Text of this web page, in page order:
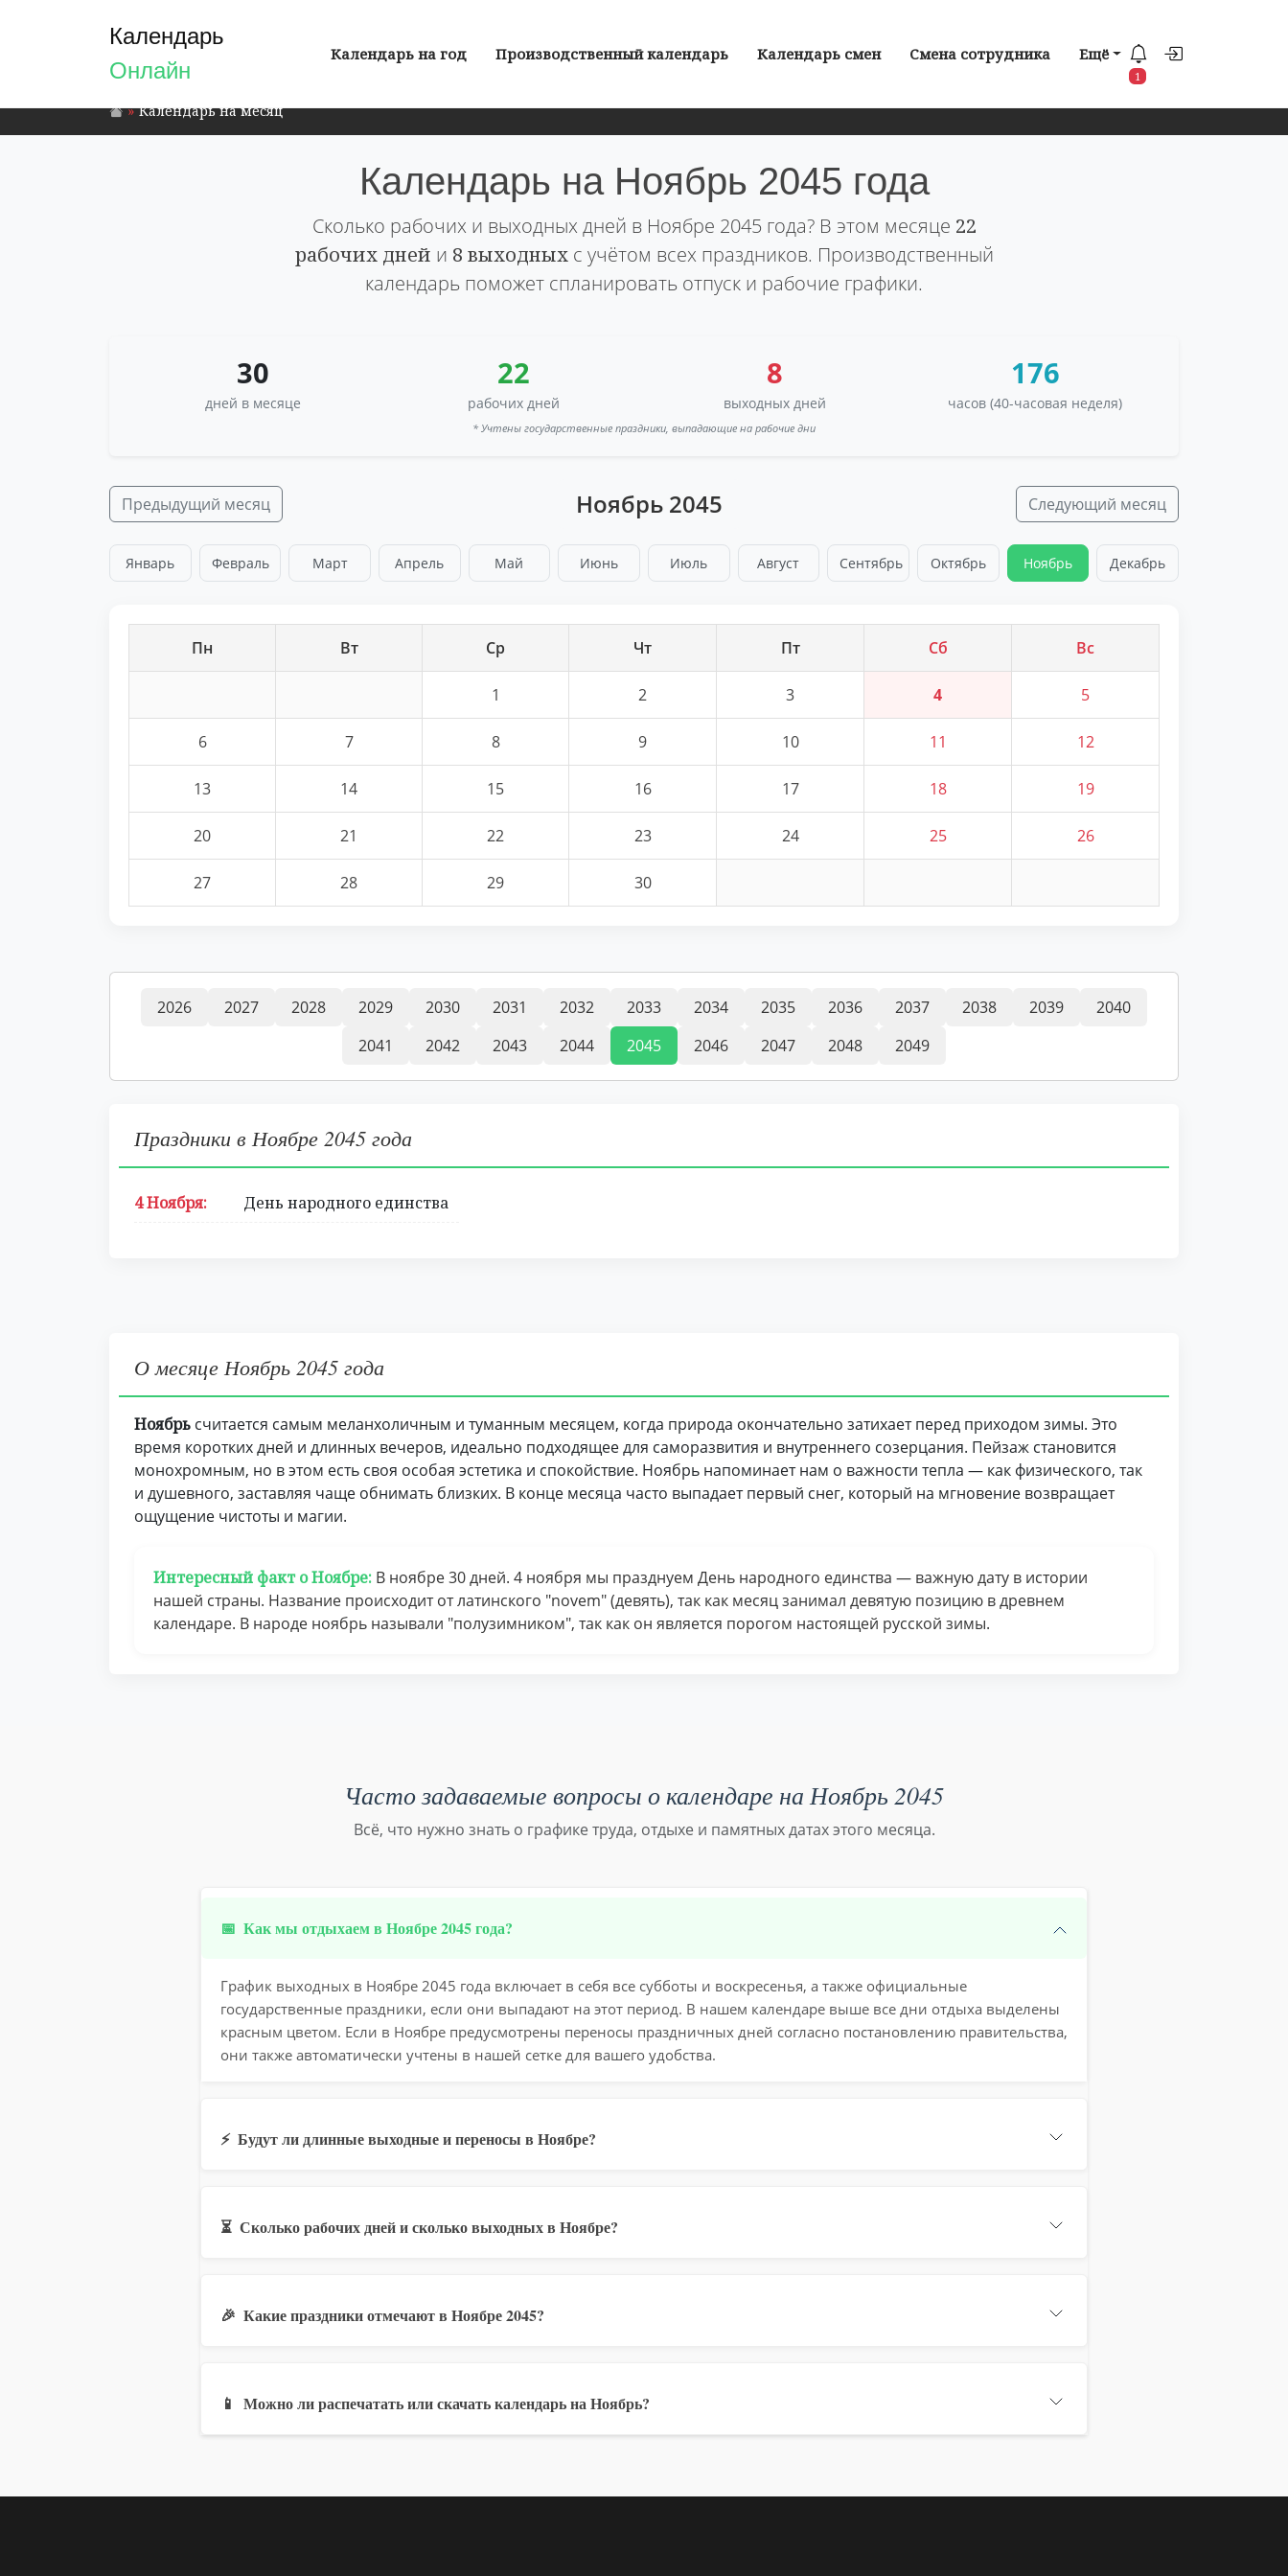
Календарь
Онлайн
Календарь на год Производственный календарь Календарь смен Смена сотрудника Ещё
1
Календарь на месяц
Календарь на Ноябрь 2045 года
Сколько рабочих и выходных дней в Ноябре 2045 года? В этом месяце 22
рабочих дней и 8 выходныхс учётом всех праздников. Производственный
календарь поможет спланировать отпуск и рабочие графики.
30
дней в месяце
22
рабочих дней
8
выходных дней
176
часов (40-часовая неделя)
* Учтены государственные праздники, выпадающие на рабочие дни
Предыдущий месяц Ноябрь 2045 Следующий месяц
Январь Февраль Март Апрель Май Июнь Июль Август Сентябрь Октябрь Ноябрь Декабрь
Пн Вт Ср Чт Пт Сб Вс
1 2 3 4 5
6 7 8 9 10 11 12
13 14 15 16 17 18 19
20 21 22 23 24 25 26
27 28 29 30
2026 2027 2028 2029 2030 2031 2032 2033 2034 2035 2036 2037 2038 2039
2040
2041
2042 2043 2044 2045 2046 2047 2048 2049
Праздники в Ноябре 2045 года
4 Ноября: День народного единства
О месяце Ноябрь 2045 года
Ноябрь считается самым меланхоличным и туманным месяцем, когда природа окончательно затихает перед приходом зимы. Это
время коротких дней и длинных вечеров, идеально подходящее для саморазвития и внутреннего созерцания. Пейзаж становится
монохромным, но в этом есть своя особая эстетика и спокойствие. Ноябрь напоминает нам о важности тепла — как физического, так
и душевного, заставляя чаще обнимать близких. В конце месяца часто выпадает первый снег, который на мгновение возвращает
ощущение чистоты и магии.
Интересный факт о Ноябре: В ноябре 30 дней. 4 ноября мы празднуем День народного единства — важную дату в истории
нашей страны. Название происходит от латинского "novem" (девять), так как месяц занимал девятую позицию в древнем
календаре. В народе ноябрь называли "полузимником", так как он является порогом настоящей русской зимы.
Часто задаваемые вопросы о календаре на Ноябрь 2045
Всё, что нужно знать о графике труда, отдыхе и памятных датах этого месяца.
📅 Как мы отдыхаем в Ноябре 2045 года?
График выходных в Ноябре 2045 года включает в себя все субботы и воскресенья, а также официальные
государственные праздники, если они выпадают на этот период. В нашем календаре выше все дни отдыха выделены
красным цветом. Если в Ноябре предусмотрены переносы праздничных дней согласно постановлению правительства,
они также автоматически учтены в нашей сетке для вашего удобства.
⚡ Будут ли длинные выходные и переносы в Ноябре?
⏳ Сколько рабочих дней и сколько выходных в Ноябре?
🎉 Какие праздники отмечают в Ноябре 2045?
📱 Можно ли распечатать или скачать календарь на Ноябрь?